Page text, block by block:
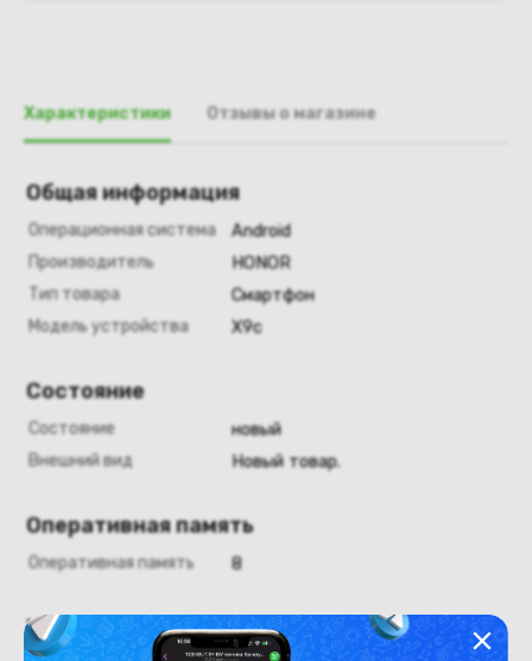
Характеристики Отзывы о магазине
Общая информация
Операционная система
Android
Производитель
HONOR
Тип товара
Смартфон
Модель устройства
X9c
Состояние
Состояние
новый
Внешний вид
Новый товар.
Оперативная память
Оперативная память 8
Хранение данных